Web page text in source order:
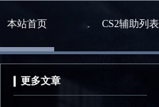
本站首页 CS2辅助列表
更多文章